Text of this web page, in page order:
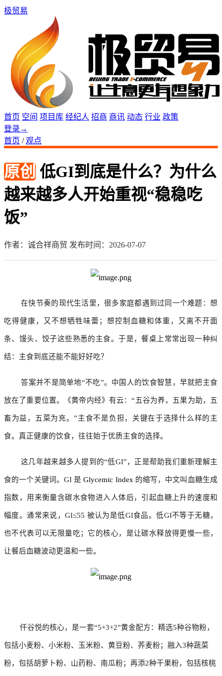
极贸易
首页 空间 项目库 经纪人 招商 商讯 动态 行业 政策
登录 →
首页 /观点
原创 低GI到底是什么？为什么
越来越多人开始重视“稳稳吃
饭”
作者：诚合祥商贸 发布时间：2026-07-07
吃得健康，又不想牺牲味蕾；想控制血糖和体重，又离不开面
条、馒头、饺子这些熟悉的主食。于是，餐桌上常常出现一种纠
结：主食到底还能不能好好吃？
放在了重要位置。《黄帝内经》有云：“五谷为养，五果为助，五
畜为益，五菜为充。”主食不是负担，关键在于选择什么样的主
食。真正健康的饮食，往往始于优质主食的选择。
食的一个关键词。GI 是 Glycemic Index 的缩写，中文叫血糖生成
指数，用来衡量含碳水食物进入人体后，引起血糖上升的速度和
幅度。通常来说，GI≤55 被认为是低GI食品。低GI不等于无糖，
也不代表可以无限量吃；它的核心，是让碳水释放得更慢一些，
让餐后血糖波动更温和一些。
包括小麦粉、小米粉、玉米粉、黄豆粉、荞麦粉；融入3种蔬菜
粉，包括胡萝卜粉、山药粉、南瓜粉；再添2种干果粉，包括核桃